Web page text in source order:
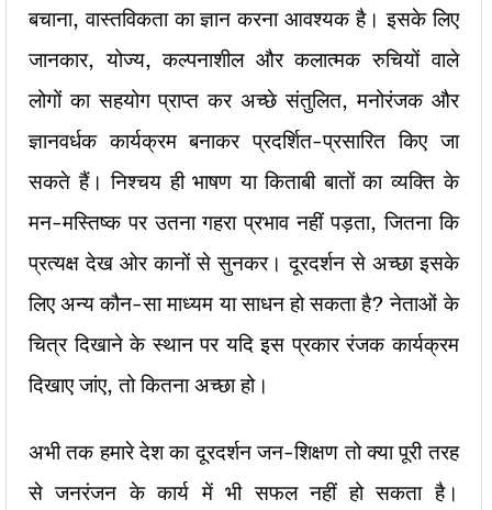
बचाना, वास्तविकता का ज्ञान करना आवश्यक है। इसके लिए
जानकार, योज्य, कल्पनाशील और कलात्मक रुचियों वाले
लोगों का सहयोग प्राप्त कर अच्छे संतुलित, मनोरंजक और
ज्ञानवर्धक कार्यक्रम बनाकर प्रदर्शित-प्रसारित किए जा
सकते हैं। निश्चय ही भाषण या किताबी बातों का व्यक्ति के
मन-मस्तिष्क पर उतना गहरा प्रभाव नहीं पड़ता, जितना कि
प्रत्यक्ष देख ओर कानों से सुनकर। दूरदर्शन से अच्छा इसके
लिए अन्य कौन-सा माध्यम या साधन हो सकता है? नेताओं के
चित्र दिखाने के स्थान पर यदि इस प्रकार रंजक कार्यक्रम
दिखाए जांए, तो कितना अच्छा हो।
अभी तक हमारे देश का दूरदर्शन जन-शिक्षण तो क्या पूरी तरह
से जनरंजन के कार्य में भी सफल नहीं हो सकता है।